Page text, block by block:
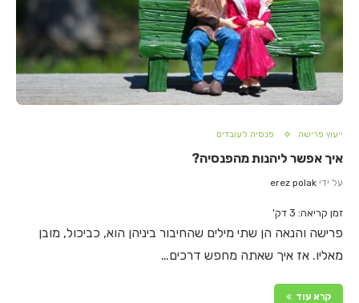
ייעוץ פרישה פנסיה לעובדים
איך אפשר ליהנות מהפנסיה?
על ידי erez polak
זמן קריאה: 3 דק'
פרישה והנאה הן שתי מילים שהחיבור ביניהן הוא, כביכול, מובן
מאליו. אז איך שאתה מחפש דרכים…
קרא עוד